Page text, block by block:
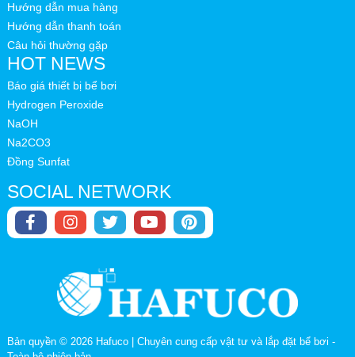
Hướng dẫn mua hàng
Hướng dẫn thanh toán
Câu hỏi thường gặp
HOT NEWS
Báo giá thiết bị bể bơi
Hydrogen Peroxide
NaOH
Na2CO3
Đồng Sunfat
SOCIAL NETWORK
Bản quyền © 2026 Hafuco | Chuyên cung cấp vật tư và lắp đặt bể bơi -